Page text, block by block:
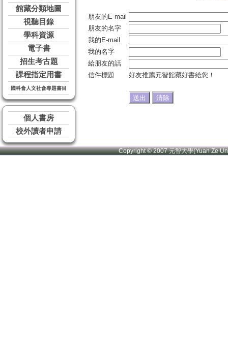
館藏分類地圖
視聽目錄
學科資源
電子書
招生考古題
課程指定用書
國科會人文社會專題書目
個人書房
校外讀者申請
朋友的E-mail
朋友的名字
我的E-mail
我的名字
給朋友的話
信件標題
好友推薦元智館藏好書給您！
Copyright © 2007 元智大學(Yuan Ze